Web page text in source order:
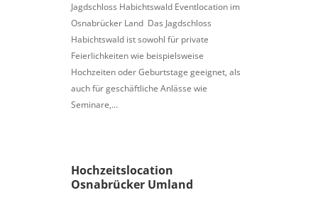
Jagdschloss Habichtswald Eventlocation im
Osnabrücker Land Das Jagdschloss
Habichtswald ist sowohl für private
Feierlichkeiten wie beispielsweise
Hochzeiten oder Geburtstage geeignet, als
auch für geschäftliche Anlässe wie
Seminare,...
Hochzeitslocation
Osnabrücker Umland